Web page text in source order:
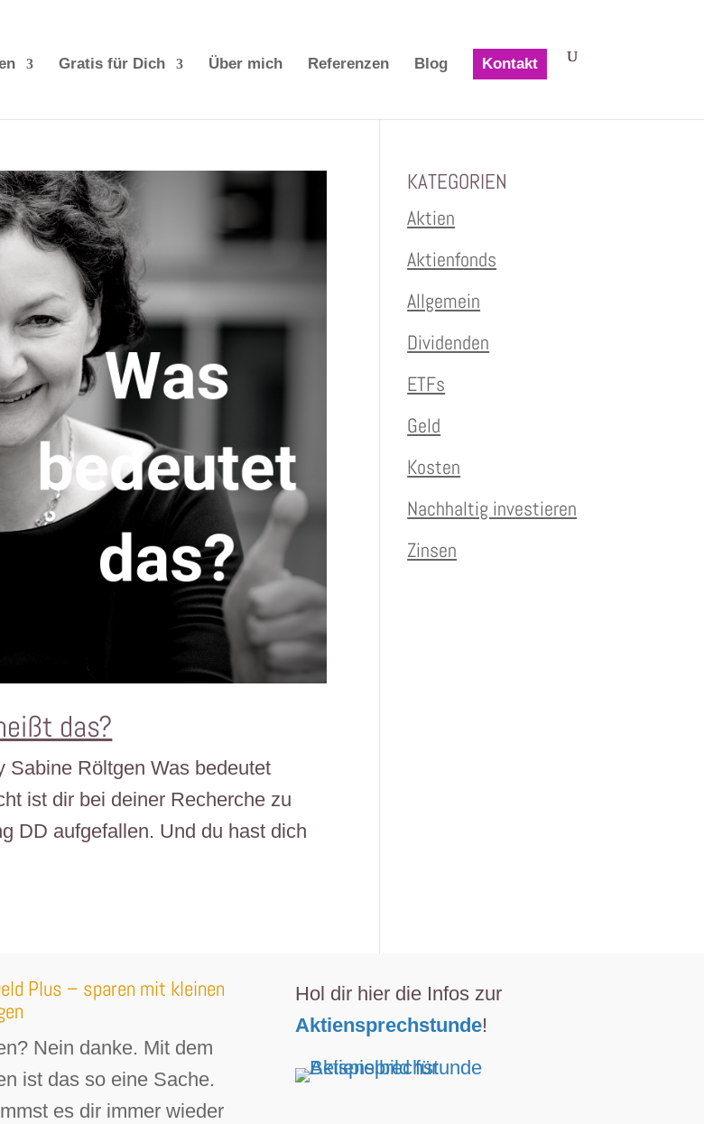
Gratis für Dich Über mich Referenzen Blog Kontakt
das?
Sabine Röltgen Was bedeutet
ist dir bei deiner Recherche zu
DD aufgefallen. Und du hast dich
KATEGORIEN
Aktien
Aktienfonds
Allgemein
Dividenden
ETFs
Geld
Kosten
Nachhaltig investieren
Zinsen
Plus – sparen mit kleinen
Nein danke. Mit dem
ist das so eine Sache.
es dir immer wieder
Hol dir hier die Infos zur
Aktiensprechstunde!